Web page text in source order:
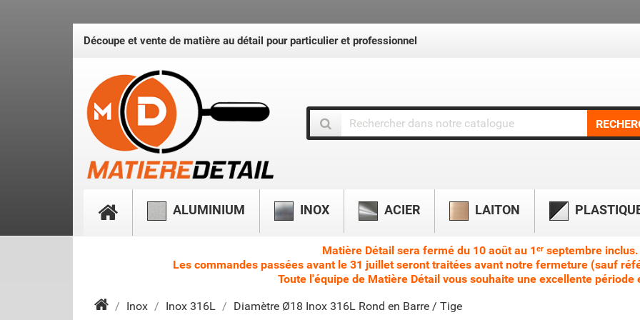
Découpe et vente de matière au détail pour particulier et professionnel
ALUMINIUM INOX ACIER LAITON
Matière Détail sera fermé du 10 août au 1ᵉʳ septembre inclus.
Les commandes passées avant le 31 juillet seront traitées avant notre fermeture (sauf
Toute l'équipe de Matière Détail vous souhaite une excellente période
Inox
Inox 316L Diamètre Ø18 Inox 316L Rond en Barre / Tige